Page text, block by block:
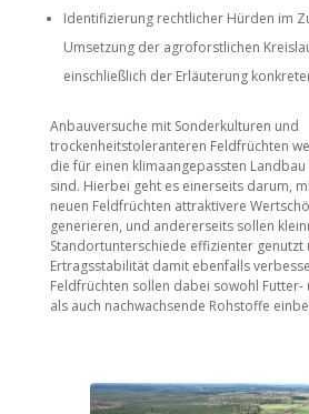
Identifizierung rechtlicher Hürden im
Umsetzung der agroforstlichen
einschließlich der Erläuterung
Anbauversuche mit Sonderkulturen und
trockenheitstoleranteren Feldfrüchten
die für einen klimaangepassten
sind. Hierbei geht es einerseits darum,
neuen Feldfrüchten attraktivere
generieren, und andererseits sollen
Standortunterschiede effizienter genutzt
Ertragsstabilität damit ebenfalls
Feldfrüchten sollen dabei sowohl
als auch nachwachsende Rohstoffe